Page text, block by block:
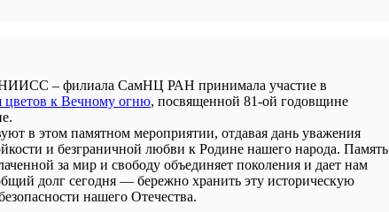
НИИСС – филиала СамНЦ РАН принимала участие в
цветов к Вечному огню, посвященной 81-ой годовщине
в этом памятном мероприятии, отдавая дань уважения
и безграничной любви к Родине нашего народа. Память
за мир и свободу объединяет поколения и дает нам
долг сегодня — бережно хранить эту историческую
нашего Отечества.